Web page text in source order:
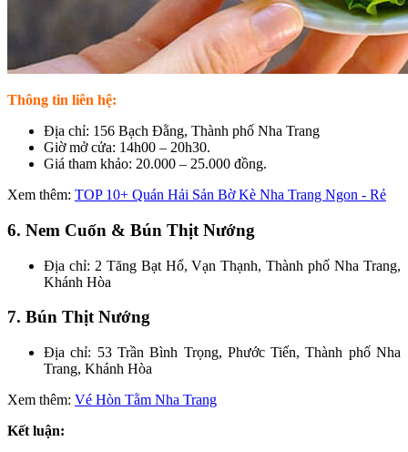
Thông tin liên hệ:
Địa chỉ: 156 Bạch Đằng, Thành phố Nha Trang
Giờ mở cửa: 14h00 – 20h30.
Giá tham khảo: 20.000 – 25.000 đồng.
Xem thêm: TOP 10+ Quán Hải Sản Bờ Kè Nha Trang Ngon - Rẻ
6. Nem Cuốn & Bún Thịt Nướng
Địa chỉ: 2 Tăng Bạt Hổ, Vạn Thạnh, Thành phố Nha Trang,
Khánh Hòa
7. Bún Thịt Nướng
Địa chỉ: 53 Trần Bình Trọng, Phước Tiến, Thành phố Nha
Trang, Khánh Hòa
Xem thêm: Vé Hòn Tằm Nha Trang
Kết luận: